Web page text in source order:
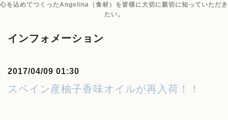
心を込めてつくったAngelina（食材）を皆様に大切に親切に知っていただき
たい。
インフォメーション
2017/04/09 01:30
スペイン産柚子香味オイルが再入荷！！